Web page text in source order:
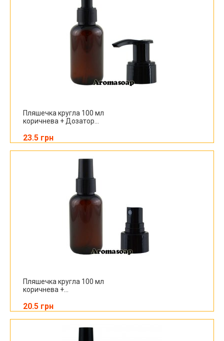
Пляшечка кругла 100 мл
коричнева + Дозатор...
23.5 грн
Пляшечка кругла 100 мл
коричнева +...
20.5 грн